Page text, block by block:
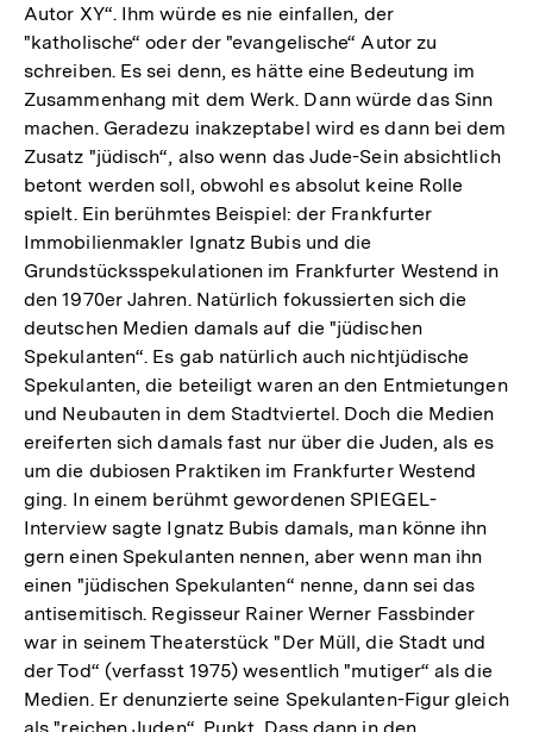
Autor XY“. Ihm würde es nie einfallen, der
"katholische“ oder der "evangelische“ Autor zu
schreiben. Es sei denn, es hätte eine Bedeutung im
Zusammenhang mit dem Werk. Dann würde das Sinn
machen. Geradezu inakzeptabel wird es dann bei dem
Zusatz "jüdisch“, also wenn das Jude-Sein absichtlich
betont werden soll, obwohl es absolut keine Rolle
spielt. Ein berühmtes Beispiel: der Frankfurter
Immobilienmakler Ignatz Bubis und die
Grundstücksspekulationen im Frankfurter Westend in
den 1970er Jahren. Natürlich fokussierten sich die
deutschen Medien damals auf die "jüdischen
Spekulanten“. Es gab natürlich auch nichtjüdische
Spekulanten, die beteiligt waren an den Entmietungen
und Neubauten in dem Stadtviertel. Doch die Medien
ereiferten sich damals fast nur über die Juden, als es
um die dubiosen Praktiken im Frankfurter Westend
ging. In einem berühmt gewordenen SPIEGEL-
Interview sagte Ignatz Bubis damals, man könne ihn
gern einen Spekulanten nennen, aber wenn man ihn
einen "jüdischen Spekulanten“ nenne, dann sei das
antisemitisch. Regisseur Rainer Werner Fassbinder
war in seinem Theaterstück "Der Müll, die Stadt und
der Tod“ (verfasst 1975) wesentlich "mutiger“ als die
Medien. Er denunzierte seine Spekulanten-Figur gleich